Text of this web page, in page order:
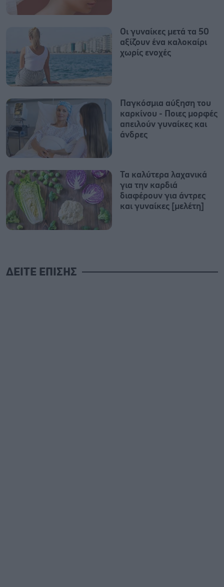
Οι γυναίκες μετά τα 50
αξίζουν ένα καλοκαίρι
χωρίς ενοχές
Παγκόσμια αύξηση του
καρκίνου - Ποιες μορφές
απειλούν γυναίκες και
άνδρες
Τα καλύτερα λαχανικά
για την καρδιά
διαφέρουν για άντρες
και γυναίκες [μελέτη]
ΔΕΙΤΕ ΕΠΙΣΗΣ